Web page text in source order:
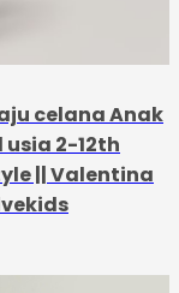
celana Anak
2-12th
|| Valentina